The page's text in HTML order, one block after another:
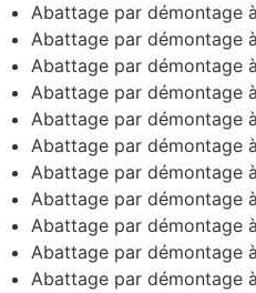
Abattage par démontage
Abattage par démontage
Abattage par démontage
Abattage par démontage
Abattage par démontage
Abattage par démontage
Abattage par démontage
Abattage par démontage
Abattage par démontage
Abattage par démontage
Abattage par démontage